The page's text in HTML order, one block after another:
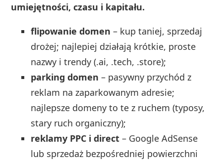
umiejętności, czasu i kapitału.
flipowanie domen – kup taniej, sprzedaj
drożej; najlepiej działają krótkie, proste
nazwy i trendy (.ai, .tech, .store);
parking domen – pasywny przychód z
reklam na zaparkowanym adresie;
najlepsze domeny to te z ruchem (typosy,
stary ruch organiczny);
reklamy PPC i direct – Google AdSense
lub sprzedaż bezpośredniej powierzchni